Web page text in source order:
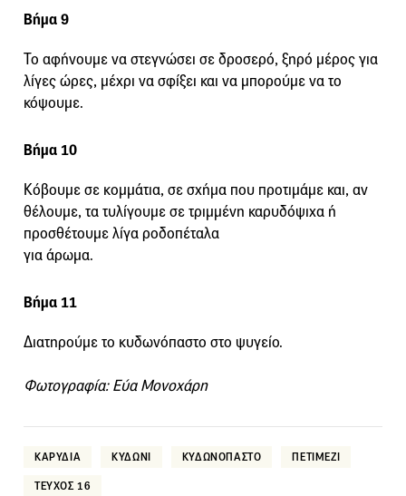
Βήμα 9
Το αφήνουμε να στεγνώσει σε δροσερό, ξηρό μέρος για
λίγες ώρες, μέχρι να σφίξει και να μπορούμε να το
κόψουμε.
Βήμα 10
Κόβουμε σε κομμάτια, σε σχήμα που προτιμάμε και, αν
θέλουμε, τα τυλίγουμε σε τριμμένη καρυδόψιχα ή
προσθέτουμε λίγα ροδοπέταλα
για άρωμα.
Βήμα 11
Διατηρούμε το κυδωνόπαστο στο ψυγείο.
Φωτογραφία: Εύα Μονοχάρη
ΚΑΡΥΔΙΑ ΚΥΔΩΝΙ ΚΥΔΩΝΟΠΑΣΤΟ ΠΕΤΙΜΕΖΙ
ΤΕΥΧΟΣ 16